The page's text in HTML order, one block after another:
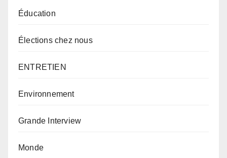
Éducation
Élections chez nous
ENTRETIEN
Environnement
Grande Interview
Monde